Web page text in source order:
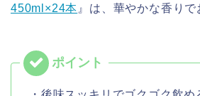
450ml×24本』は、華やかな香りで